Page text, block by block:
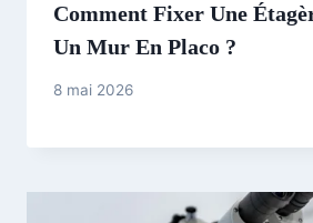
Comment Fixer Une
Un Mur En Placo ?
8 mai 2026